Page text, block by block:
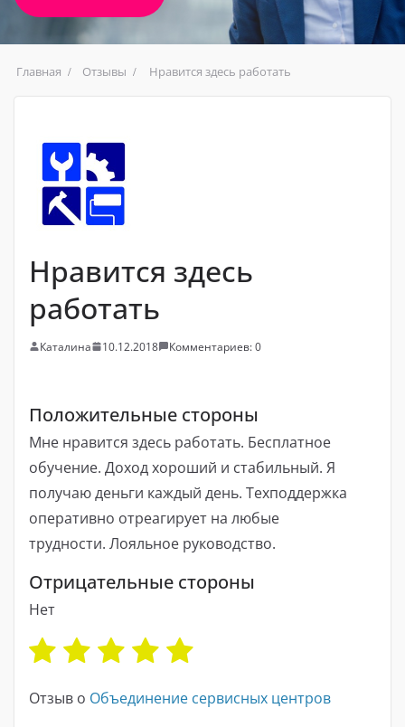
Главная Отзывы Нравится здесь работать
Нравится здесь
работать
Каталина 10.12.2018 Комментариев: 0
Положительные стороны
Мне нравится здесь работать. Бесплатное
обучение. Доход хороший и стабильный. Я
получаю деньги каждый день. Техподдержка
оперативно отреагирует на любые
трудности. Лояльное руководство.
Отрицательные стороны
Нет
Отзыв о Объединение сервисных центров